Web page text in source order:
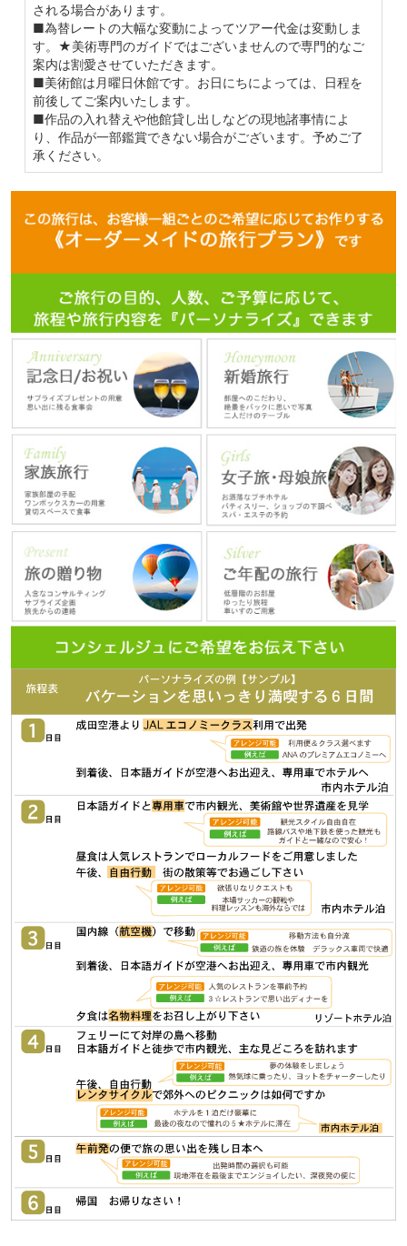
される場合があります。
■為替レートの大幅な変動によってツアー代金は変動しま
す。★美術専門のガイドではございませんので専門的なご
案内は割愛させていただきます。
■美術館は月曜日休館です。お日にちによっては、日程を
前後してご案内いたします。
■作品の入れ替えや他館貸し出しなどの現地諸事情によ
り、作品が一部鑑賞できない場合がございます。予めご了
承ください。